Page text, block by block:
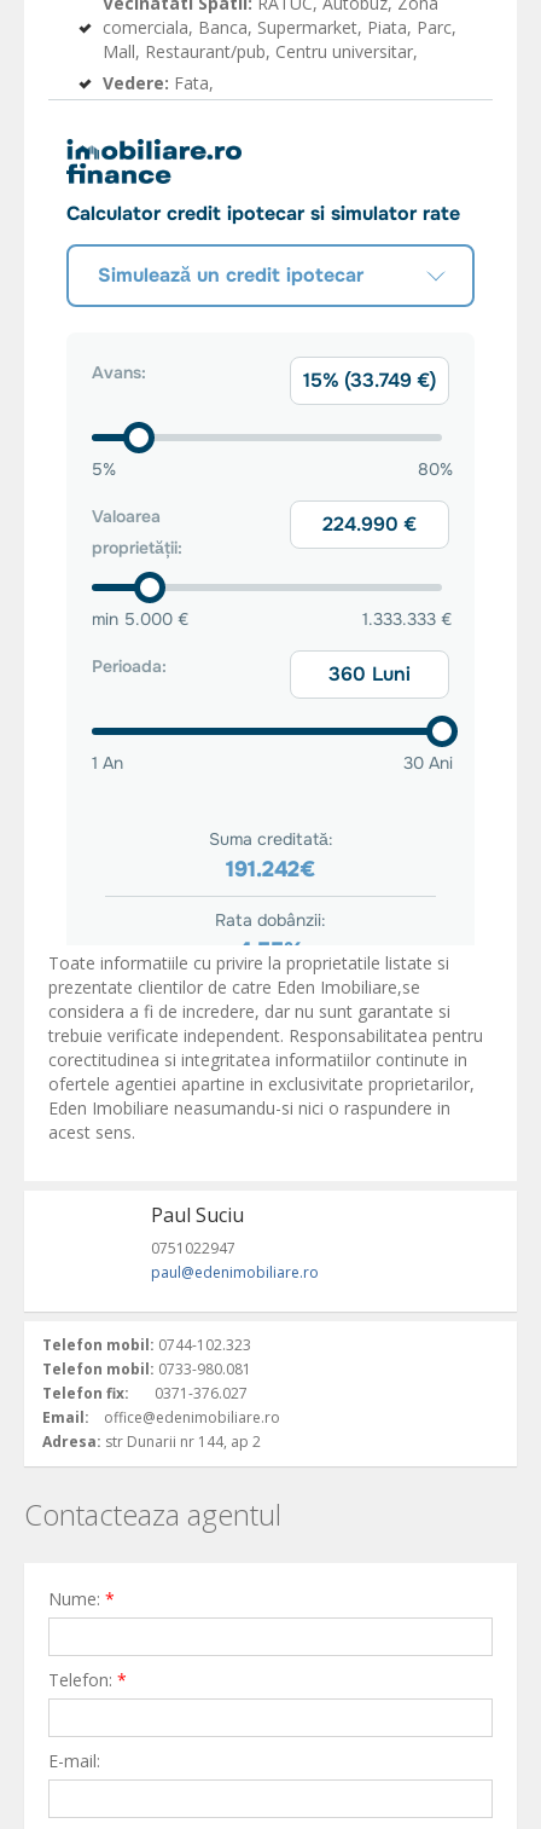
comerciala, Banca, Supermarket, Piata, Parc,
Mall, Restaurant/pub, Centru universitar,
Vedere: Fata,
Toate informatiile cu privire la proprietatile listate si
prezentate clientilor de catre Eden Imobiliare,se
considera a fi de incredere, dar nu sunt garantate si
trebuie verificate independent. Responsabilitatea pentru
corectitudinea si integritatea informatiilor continute in
ofertele agentiei apartine in exclusivitate proprietarilor,
Eden Imobiliare neasumandu-si nici o raspundere in
acest sens.
Paul Suciu
0751022947
paul@edenimobiliare.ro
Telefon mobil: 0744-102.323
Telefon mobil: 0733-980.081
Telefon fix: 0371-376.027
Email: office@edenimobiliare.ro
Adresa: str Dunarii nr 144, ap 2
Contacteaza agentul
Nume: *
Telefon: *
E-mail: